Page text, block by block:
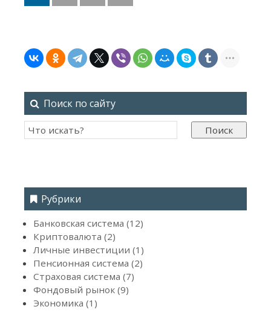
Поиск по сайту
Поиск
Рубрики
Банковская система (12)
Криптовалюта (2)
Личные инвестиции (1)
Пенсионная система (2)
Страховая система (7)
Фондовый рынок (9)
Экономика (1)